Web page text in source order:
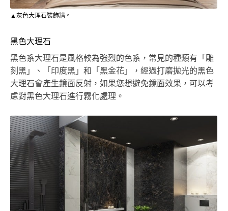
▲灰色大理石裝飾牆。
黑色大理石
黑色系大理石是風格較為強烈的色系，常見的種類有「雕
刻黑」、「印度黑」和「黑金花」，經過打磨拋光的黑色
大理石會產生鏡面反射，如果您想避免鏡面效果，可以考
慮對黑色大理石進行霧化處理。